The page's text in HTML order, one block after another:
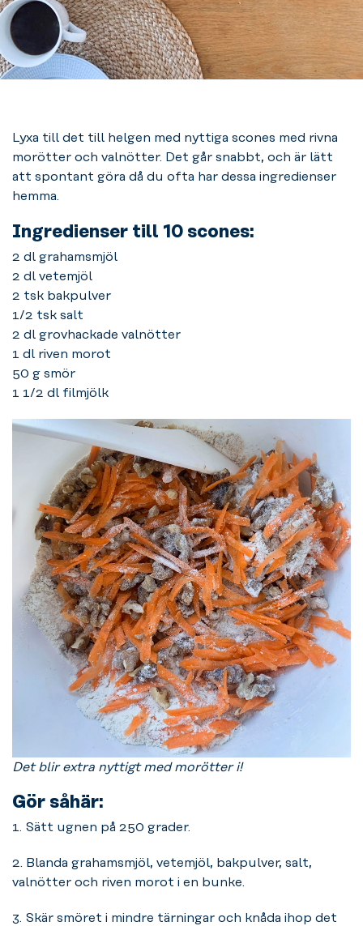
Lyxa till det till helgen med nyttiga scones med rivna
morötter och valnötter. Det går snabbt, och är lätt
att spontant göra då du ofta har dessa ingredienser
hemma.
Ingredienser till 10 scones:
2 dl grahamsmjöl
2 dl vetemjöl
2 tsk bakpulver
1/2 tsk salt
2 dl grovhackade valnötter
1 dl riven morot
50 g smör
1 1/2 dl filmjölk
Det blir extra nyttigt med morötter i!
Gör såhär:
1. Sätt ugnen på 250 grader.
2. Blanda grahamsmjöl, vetemjöl, bakpulver, salt,
valnötter och riven morot i en bunke.
3. Skär smöret i mindre tärningar och knåda ihop det